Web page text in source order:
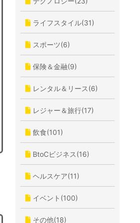
ライフスタイル(31)
スポーツ(6)
保険＆金融(9)
レンタル＆リース(6)
レジャー＆旅行(17)
飲食(101)
BtoCビジネス(16)
ヘルスケア(11)
イベント(100)
その他(18)